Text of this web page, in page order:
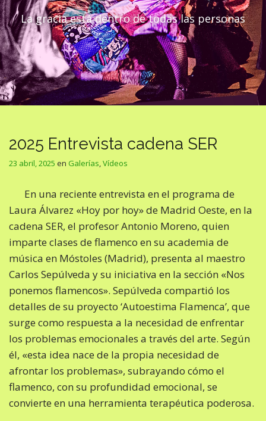
La gracia está dentro de todas las personas
2025 Entrevista cadena SER
23 abril, 2025 en Galerías,Vídeos
En una reciente entrevista en el programa de
Laura Álvarez «Hoy por hoy» de Madrid Oeste, en la
cadena SER, el profesor Antonio Moreno, quien
imparte clases de flamenco en su academia de
música en Móstoles (Madrid), presenta al maestro
Carlos Sepúlveda y su iniciativa en la sección «Nos
ponemos flamencos». Sepúlveda compartió los
detalles de su proyecto ‘Autoestima Flamenca’, que
surge como respuesta a la necesidad de enfrentar
los problemas emocionales a través del arte. Según
él, «esta idea nace de la propia necesidad de
afrontar los problemas», subrayando cómo el
flamenco, con su profundidad emocional, se
convierte en una herramienta terapéutica poderosa.